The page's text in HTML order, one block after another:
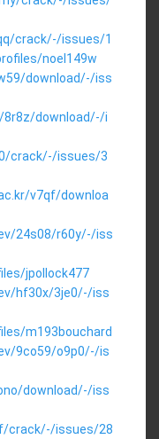
crack/-/issues/1
noel149w
download/-/iss
download/-/i
crack/-/issues/3
v7qf/downloa
24s08/r60y/-/iss
jpollock477
hf30x/3je0/-/iss
m193bouchard
9co59/o9p0/-/is
download/-/iss
crack/-/issues/28